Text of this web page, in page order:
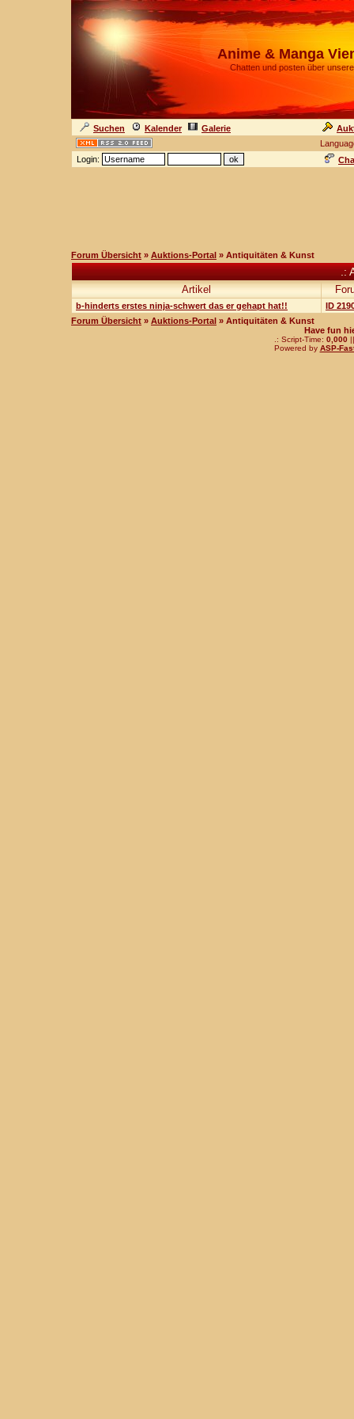
Anime & Manga
Chatten und posten über
Suchen Kalender Galerie
Login:
Forum Übersicht » Auktions-Portal » Antiquitäten & Kunst
.:
Artikel
b-hinderts erstes ninja-schwert das er gehapt hat!!
ID
Forum Übersicht » Auktions-Portal » Antiquitäten & Kunst
Have fun
.: Script-Time: 0,000||
Powered by ASP-